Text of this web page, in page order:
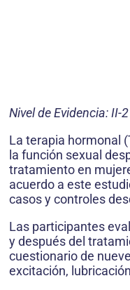
Nivel de Evidencia: II-2
La terapia hormonal
la función sexual
tratamiento en
acuerdo a este
casos y controles
Las participantes
y después del
cuestionario de
excitación,